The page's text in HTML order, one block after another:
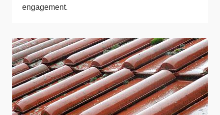
engagement.